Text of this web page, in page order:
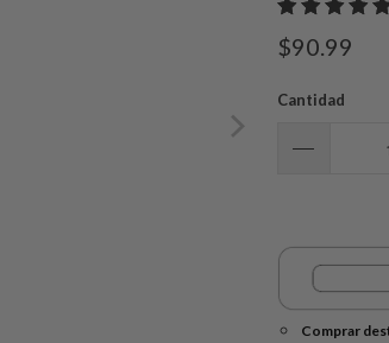
$90.99
Cantidad
Comprar